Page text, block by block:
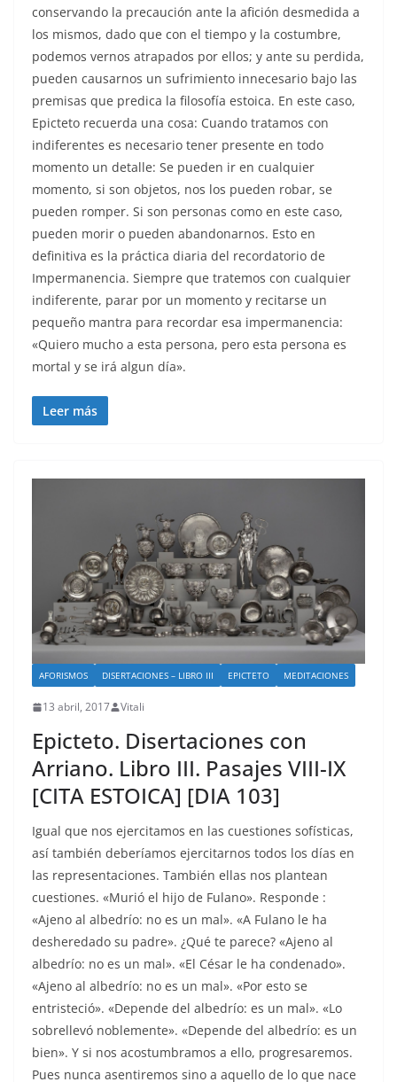
conservando la precaución ante la afición desmedida a
los mismos, dado que con el tiempo y la costumbre,
podemos vernos atrapados por ellos; y ante su perdida,
pueden causarnos un sufrimiento innecesario bajo las
premisas que predica la filosofía estoica. En este caso,
Epicteto recuerda una cosa: Cuando tratamos con
indiferentes es necesario tener presente en todo
momento un detalle: Se pueden ir en cualquier
momento, si son objetos, nos los pueden robar, se
pueden romper. Si son personas como en este caso,
pueden morir o pueden abandonarnos. Esto en
definitiva es la práctica diaria del recordatorio de
Impermanencia. Siempre que tratemos con cualquier
indiferente, parar por un momento y recitarse un
pequeño mantra para recordar esa impermanencia:
«Quiero mucho a esta persona, pero esta persona es
mortal y se irá algun día».
Leer más
AFORISMOS DISERTACIONES – LIBRO III EPICTETO MEDITACIONES
13 abril, 2017 Vitali
Epicteto. Disertaciones con
Arriano. Libro III. Pasajes VIII-IX
[CITA ESTOICA] [DIA 103]
Igual que nos ejercitamos en las cuestiones sofísticas,
así también deberíamos ejercitarnos todos los días en
las representaciones. También ellas nos plantean
cuestiones. «Murió el hijo de Fulano». Responde :
«Ajeno al albedrío: no es un mal». «A Fulano le ha
desheredado su padre». ¿Qué te parece? «Ajeno al
albedrío: no es un mal». «El César le ha condenado».
«Ajeno al albedrío: no es un mal». «Por esto se
entristeció». «Depende del albedrío: es un mal». «Lo
sobrellevó noblemente». «Depende del albedrío: es un
bien». Y si nos acostumbramos a ello, progresaremos.
Pues nunca asentiremos sino a aquello de lo que nace